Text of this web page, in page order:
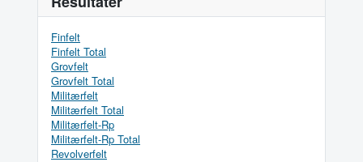
Finfelt
Finfelt Total
Grovfelt
Grovfelt Total
Militærfelt
Militærfelt Total
Militærfelt-Rp
Militærfelt-Rp Total
Revolverfelt